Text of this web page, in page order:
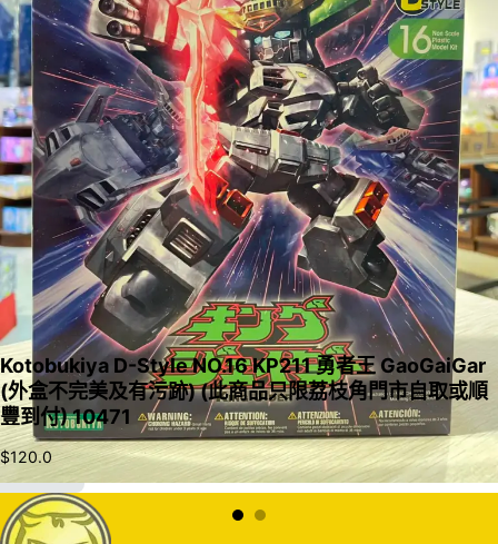
入購物車
Kotobukiya D-Style NO.16 KP211 勇者王 GaoGaiGar
(外盒不完美及有污跡) (此商品只限荔枝角門市自取或順
豐到付) 10471
$120.0